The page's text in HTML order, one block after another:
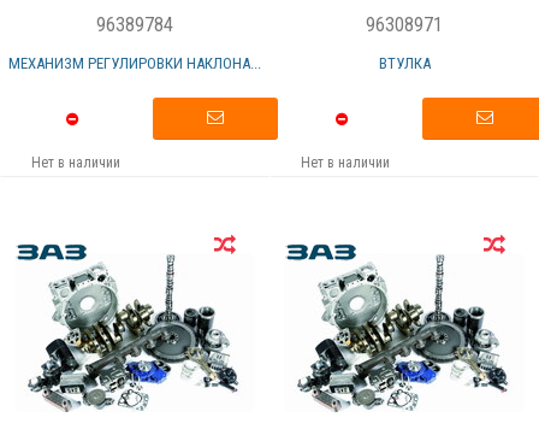
96389784
МЕХАНИЗМ РЕГУЛИРОВКИ НАКЛОНА...
Нет в наличии
96308971
ВТУЛКА
Нет в наличии